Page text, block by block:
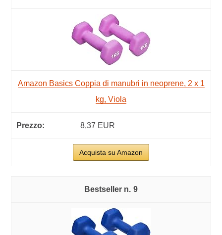
Amazon Basics Coppia di manubri in neoprene, 2 x 1
kg, Viola
8,37 EUR
Acquista su Amazon
9